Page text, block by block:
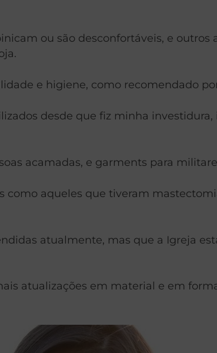
ou são desconfortáveis, e
e higiene, como recomendado
desde que fiz minha
acamadas, e garments para
aqueles que tiveram
atualmente, mas que a Igreja
atualizações em material e em